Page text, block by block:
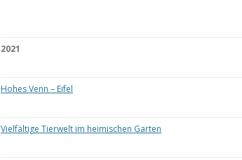
2021
Hohes Venn – Eifel
Vielfältige Tierwelt im heimischen Garten